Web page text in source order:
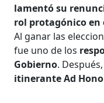
lamentó su
rol protagónico
Al ganar las
fue uno de los
Gobierno.
itinerante Ad